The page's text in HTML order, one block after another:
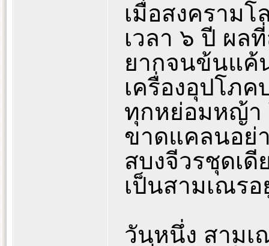
เมื่อสงคราม
เวลา ๖ ปี ผล
ยากจนข้นแค้
เครื่องอุปโภ
ทุกหย่อมหญ้า
ขาดแคลนอย่
สบงจีวรชุดเ
เป็นสามเณร
วันหนึ่ง สามเ